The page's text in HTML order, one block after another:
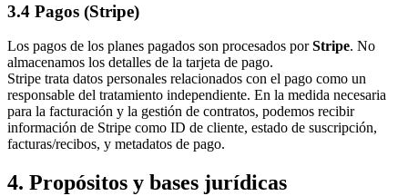
3.4 Pagos (Stripe)
Los pagos de los planes pagados son procesados porStripe. No
almacenamos los detalles de la tarjeta de pago.
Stripe trata datos personales relacionados con el pago como un
responsable del tratamiento independiente. En la medida necesaria
para la facturación y la gestión de contratos, podemos recibir
información de Stripe como ID de cliente, estado de suscripción,
facturas/recibos, y metadatos de pago.
4. Propósitos y bases jurídicas